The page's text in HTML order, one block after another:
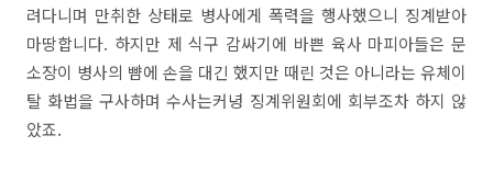
려다니며 만취한 상태로 병사에게 폭력을 행사했으니 징계받아
마땅합니다. 하지만 제 식구 감싸기에 바쁜 육사 마피아들은 문
소장이 병사의 뺨에 손을 대긴 했지만 때린 것은 아니라는 유체이
탈 화법을 구사하며 수사는커녕 징계위원회에 회부조차 하지 않
았죠.